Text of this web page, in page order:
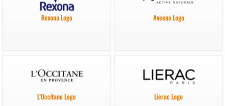
Rexona Logo Aveeno Logo
L’Occitane Logo Lierac Logo